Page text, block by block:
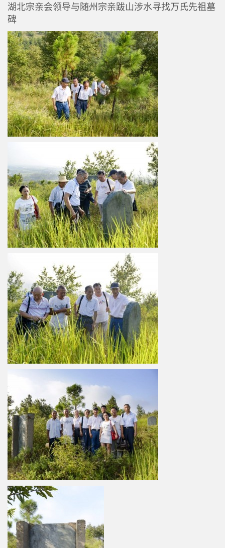
湖北宗亲会领导与随州宗亲跋山涉水寻找万氏先祖墓
碑